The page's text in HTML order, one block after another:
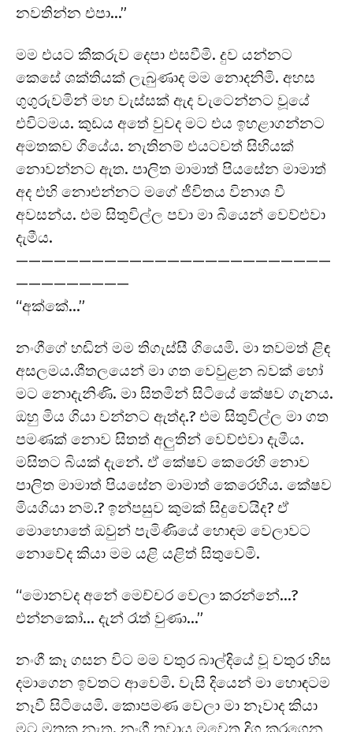
නවතින්න එපා…”
මම එයට කීකරුව දෙපා එසවීමි. දුව යන්නට
කෙසේ ශක්තියක් ලැබුණාද මම නොදනිමි. අහස
ගුගුරුවමින් මහ වැස්සක් ඇද වැටෙන්නට වූයේ
එවිටමය. කුඩය අතේ වුවද මට එය ඉහළාගන්නට
අමතකව ගියේය. නැතිනම් එයටවත් සිහියක්
නොවන්නට ඇත. පාලිත මාමාත් පියසේන මාමාත්
අද එහි නොඑන්නට මගේ ජීවිතය විනාශ වී
අවසන්ය. එම සිතුවිල්ල පවා මා බියෙන් වෙව්ළුවා
දැමීය.
—————————————————————————
—————————
“අක්කේ…”
නංගීගේ හඬින් මම තිගැස්සී ගියෙමි. මා තවමත් ළිඳ
අසලමය.ශීතලයෙන් මා ගත වෙවුළන බවක් හෝ
මට නොදැනිණි. මා සිතමින් සිටියේ කේෂව ගැනය.
ඔහු මිය ගියා වන්නට ඇත්ද.? එම සිතුවිල්ල මා ගත
පමණක් නොව සිතත් අලුතින් වෙව්ළුවා දැමීය.
මසිතට බියක් දැනේ. ඒ කේෂව කෙරෙහි නොව
පාලිත මාමාත් පියසේන මාමාත් කෙරෙහිය. කේෂව
මියගියා නම්.? ඉන්පසුව කුමක් සිදුවෙයිද? ඒ
මොහොතේ ඔවුන් පැමිණියේ හොඳම වෙලාවට
නොවේද කියා මම යළි යළිත් සිතුවෙමි.
“මොනවද අනේ මෙච්චර වෙලා කරන්නේ…?
එන්නකෝ… දැන් රෑත් වුණා…”
නංගී කෑ ගසන විට මම වතුර බාල්දියේ වූ වතුර හිස
දමාගෙන ඉවතට ආවෙමි. වැසි දියෙන් මා හොඳටම
නෑවී සිටියෙමි. කොපමණ වෙලා මා නෑවාද කියා
මට මතක නැත. නංගී තුවාය මවෙත දිගු කරගෙන